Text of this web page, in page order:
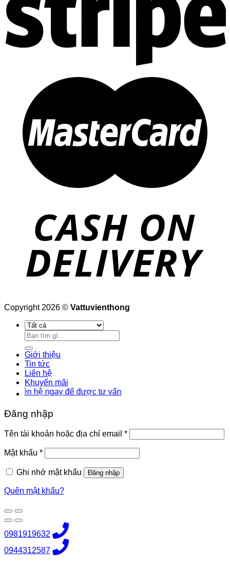
Copyright 2026 © Vattuvienthong
Tìm
kiếm:
Giới thiệu
Tin tức
Liên hệ
Khuyến mãi
ngay để được tư vấn
Đăng nhập
Tên tài khoản hoặc địa chỉ email *Bắt
buộc
Mật khẩu *Bắt
buộc
Ghi nhớ mật khẩu
Đăng nhập
Quên mật khẩu?
0981919632
0944312587